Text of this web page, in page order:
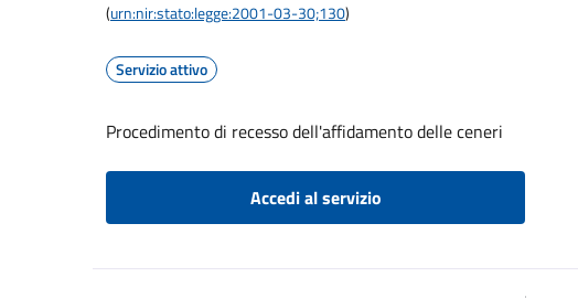
(urn:nir:stato:legge:2001-03-30;130)
Servizio attivo
Procedimento di recesso dell'affidamento delle ceneri
Accedi al servizio